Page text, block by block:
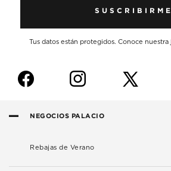
SUSCRIBIRME
Tus datos están protegidos. Conoce nuestra
f i
NEGOCIOS PALACIO
Rebajas de Verano